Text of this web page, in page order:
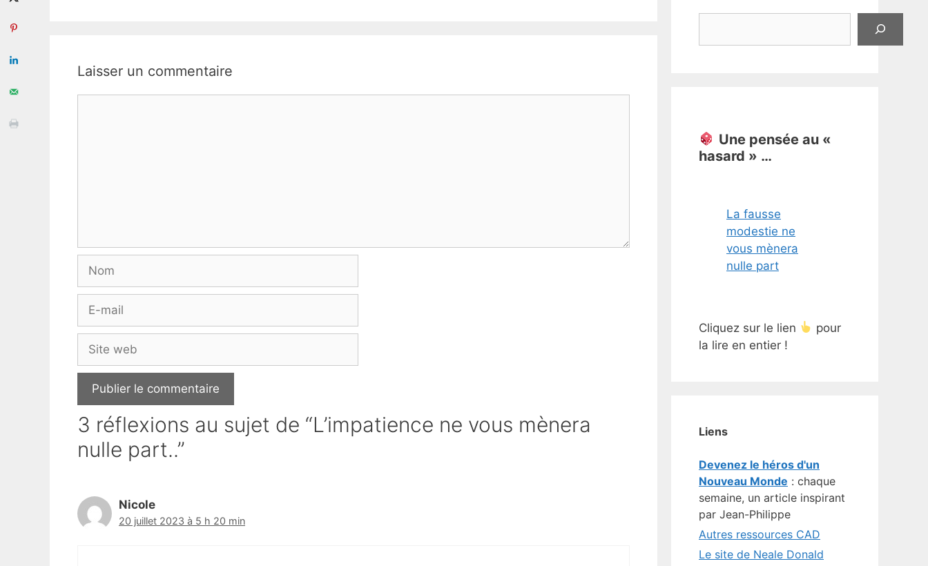
Laisser un commentaire
mail
web
3 réflexions au sujet de “L’impatience ne vous mènera
nulle part..”
Nicole
20 juillet 2023 à 5 h 20 min
Une pensée au «
hasard » …
La fausse
modestie ne
vous mènera
nulle part
Cliquez sur le lien
pour
la lire en entier !
Liens
Devenez le héros d'un
Nouveau Monde : chaque
semaine, un article inspirant
par Jean-Philippe
Autres ressources CAD
Le site de Neale Donald